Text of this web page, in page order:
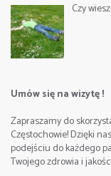
Czy
Umów się na wizytę !
Zapraszamy do
Częstochowie! Dzięki
podejściu do każdego
Twojego zdrowia i